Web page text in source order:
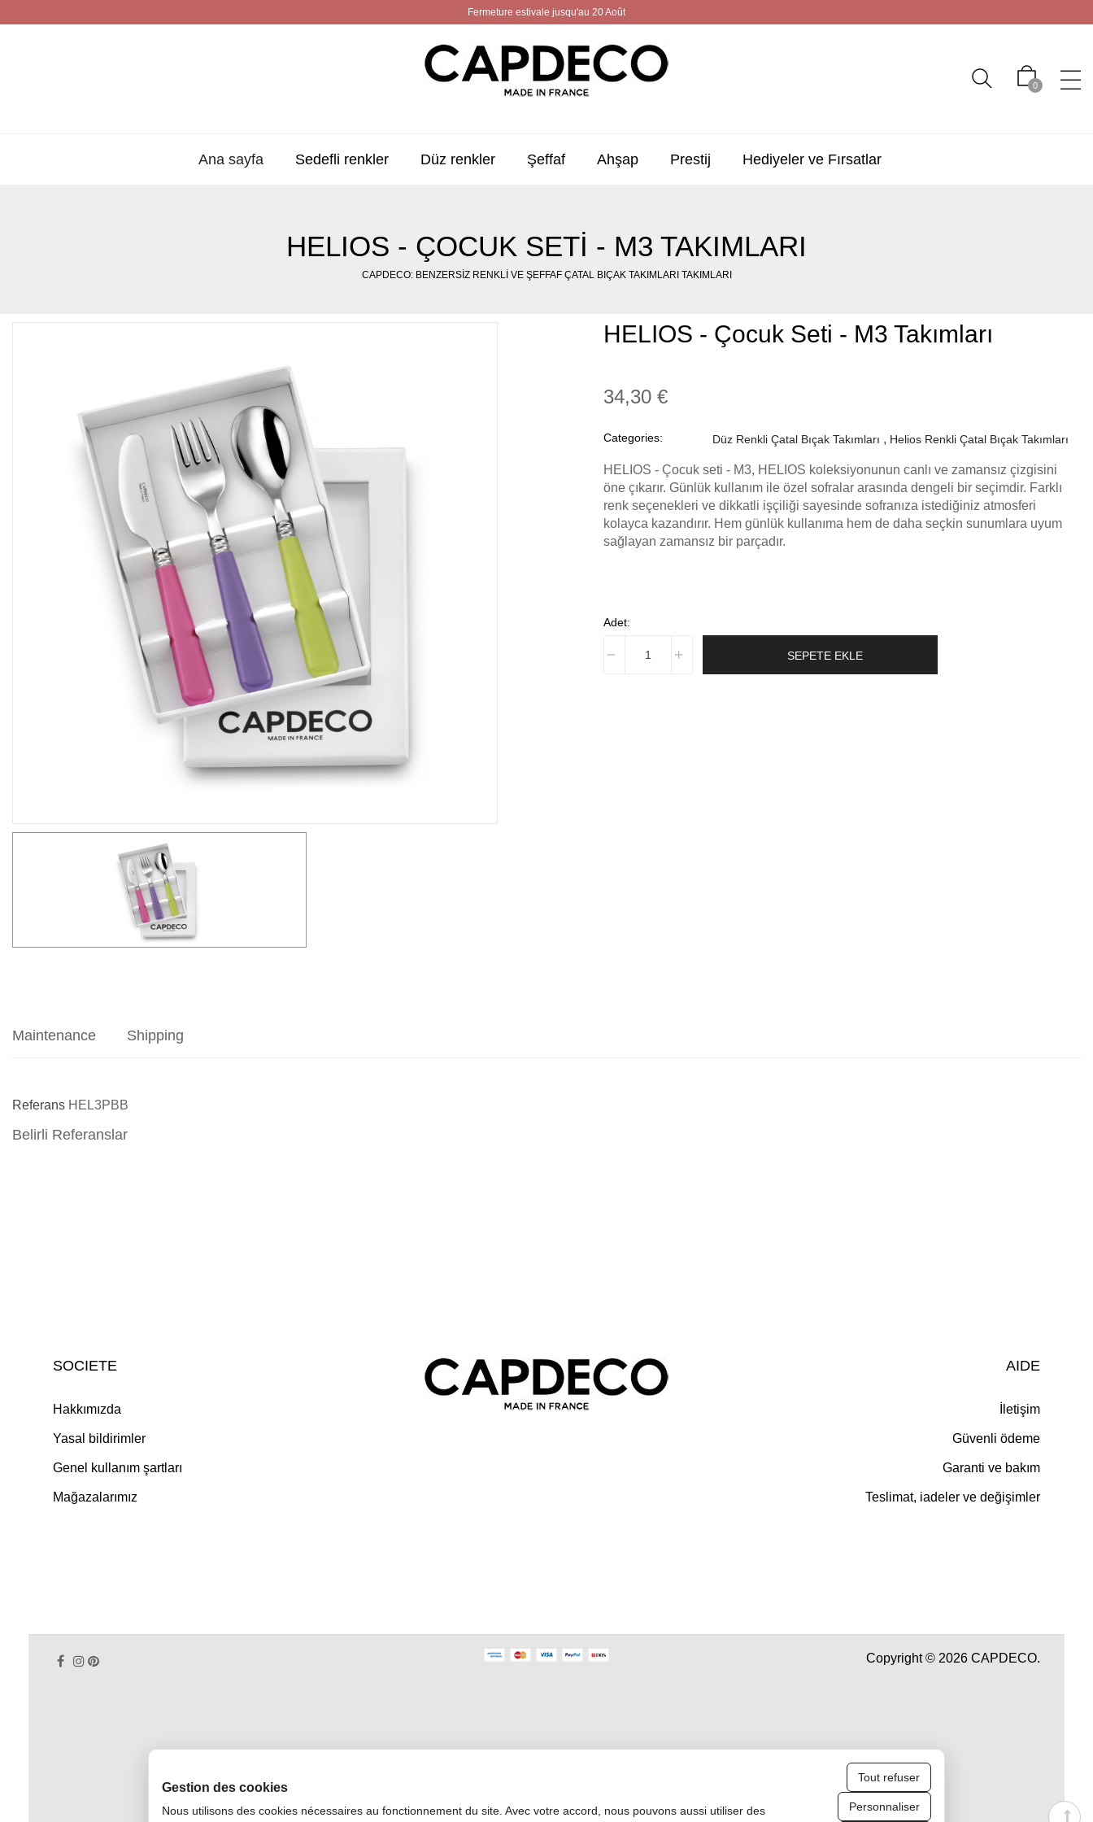
Fermeture estivale jusqu'au 20 Août
0
Ana sayfa Sedefli renkler Düz renkler Şeffaf Ahşap Prestij Hediyeler ve Fırsatlar
HELIOS - ÇOCUK SETI - M3 TAKIMLARI
CAPDECO: BENZERSIZ RENKLI VE ŞEFFAF ÇATAL BIÇAK TAKIMLARI TAKIMLARI
HELIOS - Çocuk Seti - M3 Takımları
34,30 €
Categories: Düz Renkli Çatal Bıçak Takımları Helios Renkli Çatal Bıçak Takımları
HELIOS - Çocuk seti - M3, HELIOS koleksiyonunun canlı ve zamansız çizgisini
öne çıkarır. Günlük kullanım ile özel sofralar arasında dengeli bir seçimdir. Farklı
renk seçenekleri ve dikkatli işçiliği sayesinde sofranıza istediğiniz atmosferi
kolayca kazandırır. Hem günlük kullanıma hem de daha seçkin sunumlara uyum
sağlayan zamansız bir parçadır.
Adet:
SEPETE EKLE
Maintenance Shipping
Referans HEL3PBB
Belirli Referanslar
SOCIETE
Hakkımızda
Yasal bildirimler
Genel kullanım şartları
Mağazalarımız
AIDE
İletişim
Güvenli ödeme
Garanti ve bakım
Teslimat, iadeler ve değişimler
Copyright © 2026 CAPDECO.
Gestion des cookies
Nous utilisons des cookies nécessaires au fonctionnement du site. Avec votre accord, nous pouvons aussi utiliser des
Tout refuser
Personnaliser